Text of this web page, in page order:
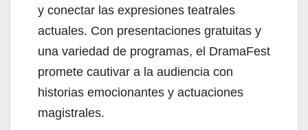
y conectar las expresiones teatrales
actuales. Con presentaciones gratuitas y
una variedad de programas, el DramaFest
promete cautivar a la audiencia con
historias emocionantes y actuaciones
magistrales.